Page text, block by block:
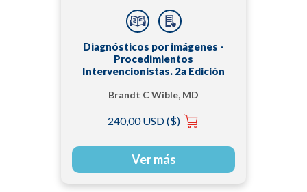
Diagnósticos por imágenes -
Procedimientos
Intervencionistas. 2a Edición
Brandt C Wible, MD
240,00 USD ($)
Ver más